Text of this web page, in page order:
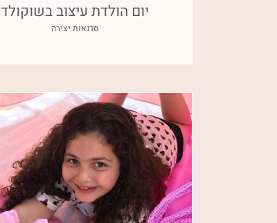
יום הולדת עיצוב בשוקולד
סדנאות יצירה